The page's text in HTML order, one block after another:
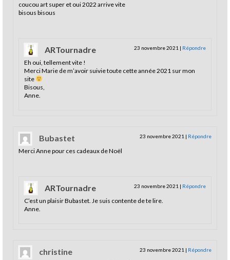
coucou art super et oui 2022 arrive vite
bisous bisous
ARTournadre 23 novembre 2021 | Répondre
Eh oui, tellement vite !
Merci Marie de m’avoir suivie toute cette année 2021 sur mon
site
Bisous,
Anne.
Bubastet 23 novembre 2021 | Répondre
Merci Anne pour ces cadeaux de Noël
ARTournadre 23 novembre 2021 | Répondre
C’est un plaisir Bubastet. Je suis contente de te lire.
Anne.
christine 23 novembre 2021 | Répondre